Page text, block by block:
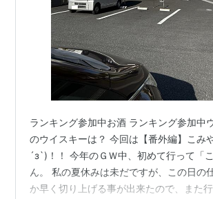
ランキング参加中お酒 ランキング参加中
のウイスキーは？ 今回は【番外編】こみ
´з`)！！ 今年のＧＷ中、初めて行って「
ん。 私の夏休みは未だですが、この日の
か早く切り上げる事が出来たので、また